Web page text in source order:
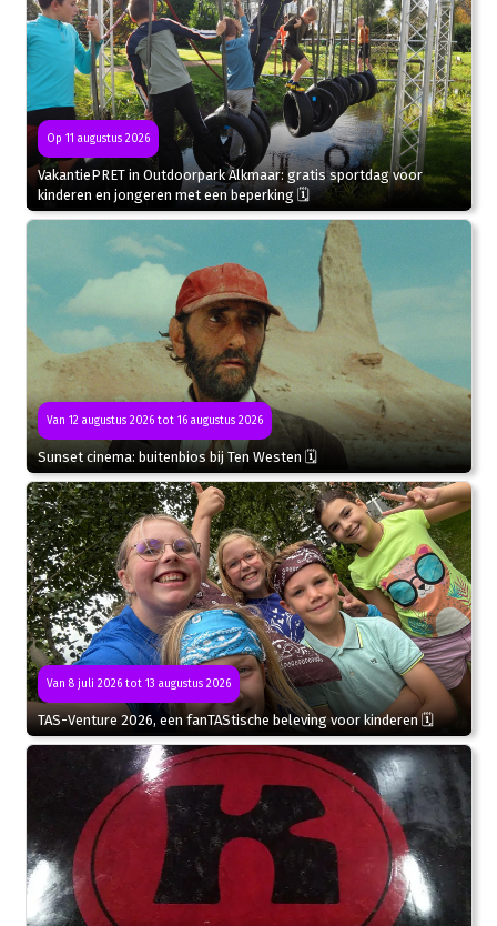
Op 11 augustus 2026
VakantiePRET in Outdoorpark Alkmaar: gratis sportdag voor
kinderen en jongeren met een beperking 🗓
Van 12 augustus 2026 tot 16 augustus 2026
Sunset cinema: buitenbios bij Ten Westen 🗓
Van 8 juli 2026 tot 13 augustus 2026
TAS-Venture 2026, een fanTAStische beleving voor kinderen 🗓